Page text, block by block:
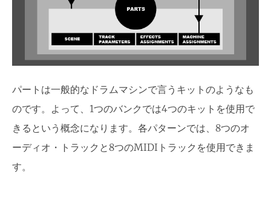
パートは一般的なドラムマシンで言うキットのようなも
のです。よって、1つのバンクでは4つのキットを使用で
きるという概念になります。各パターンでは、8つのオ
ーディオ・トラックと8つのMIDIトラックを使用できま
す。